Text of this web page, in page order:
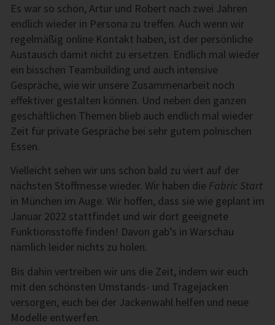
Es war so schön, Artur und Robert nach zwei Jahren
endlich wieder in Persona zu treffen. Auch wenn wir
regelmäßig online Kontakt haben, ist der persönliche
Austausch damit nicht zu ersetzen. Endlich mal wieder
ein bisschen Teambuilding und auch intensive
Gespräche, wie wir unsere Zusammenarbeit noch
effektiver gestalten können. Und neben den ganzen
geschäftlichen Themen blieb auch endlich mal wieder
Zeit für private Gespräche bei sehr gutem polnischen
Essen.
Vielleicht sehen wir uns schon bald zu viert auf der
nächsten Stoffmesse wieder. Wir haben die Fabric Start
in München im Auge. Wir hoffen, dass sie wie geplant im
Januar 2022 stattfindet und wir dort geeignete
Funktionsstoffe finden! Davon gab’s in Warschau
nämlich leider nichts zu holen.
Bis dahin vertreiben wir uns die Zeit, indem wir euch
mit den schönsten Umstands- und Tragejacken
versorgen, euch bei der Jackenwahl helfen und neue
Modelle entwerfen.